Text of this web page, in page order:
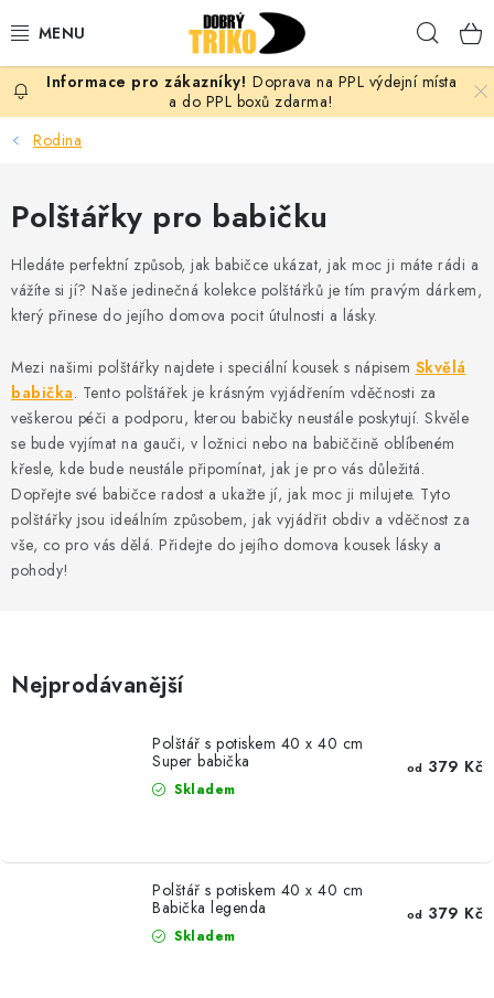
na
PRO ŽENY
PRO MUŽE
PRO DĚTI
DOPLŇKY
PRO PÁRY
VLASTNÍ MOTIV
TRIČKA
MIKINY
OKAMŽITĚ K ODBĚRU
PROVIZNÍ SYSTÉM
Obchodní podmínky
Zásady zpracování ochrany osobních údajů
Napište nám
Doprava na PPL výdejní místa
a do PPL boxů zdarma!
Rodina
Polštářky pro babičku
Hledáte perfektní způsob, jak babičce ukázat, jak moc ji máte rádi a
vážíte si jí? Naše jedinečná kolekce polštářků je tím pravým dárkem,
který přinese do jejího domova pocit útulnosti a lásky.
Mezi našimi polštářky najdete i speciální kousek s nápisem Skvělá
babička. Tento polštářek je krásným vyjádřením vděčnosti za
veškerou péči a podporu, kterou babičky neustále poskytují. Skvěle
se bude vyjímat na gauči, v ložnici nebo na babiččině oblíbeném
křesle, kde bude neustále připomínat, jak je pro vás důležitá.
Dopřejte své babičce radost a ukažte jí, jak moc ji milujete. Tyto
polštářky jsou ideálním způsobem, jak vyjádřit obdiv a vděčnost za
vše, co pro vás dělá. Přidejte do jejího domova kousek lásky a
pohody!
Nejprodávanější
Polštář s potiskem 40 x 40 cm
Super babička
Skladem
od 379 Kč
Polštář s potiskem 40 x 40 cm
Babička legenda
Skladem
od 379 Kč